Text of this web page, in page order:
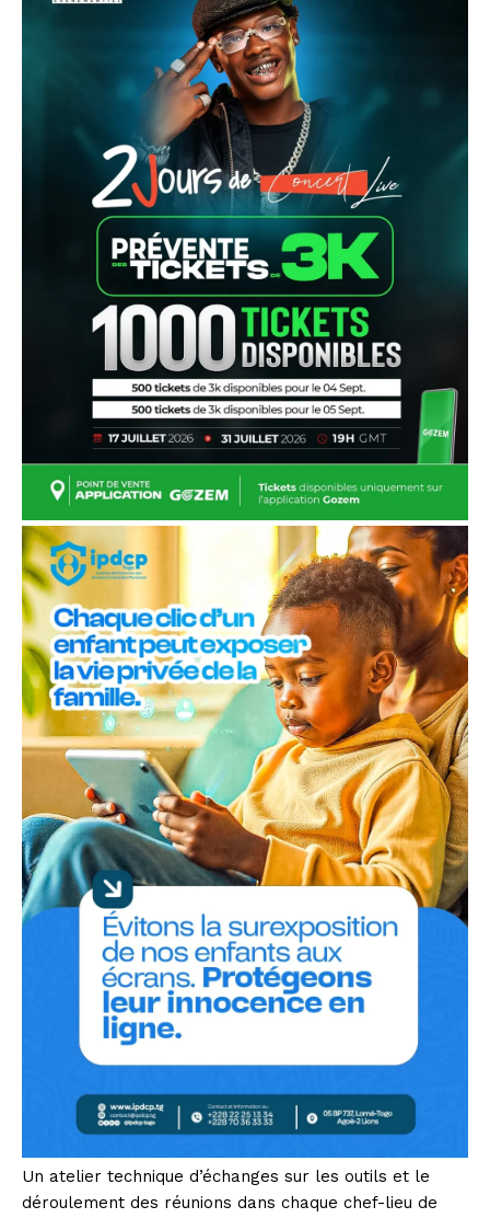
Un atelier technique d’échanges sur les outils et le
déroulement des réunions dans chaque chef-lieu de